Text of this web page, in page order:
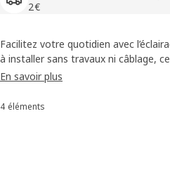
2€
Facilitez votre quotidien avec
à installer sans travaux ni câblage,
lumière pratique là où vous en avez
cuisine plus fonctionnelle.
En savoir plus
Trier et filtrer
4 éléments